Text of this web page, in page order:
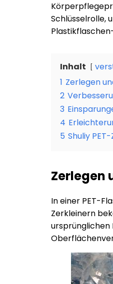
Schlüsselrolle,
Inhalt
1 Zerlegen
2
3
4
5 Shuliy
Zerlegen
In einer PET-
Zerkleinern
ursprünglichen